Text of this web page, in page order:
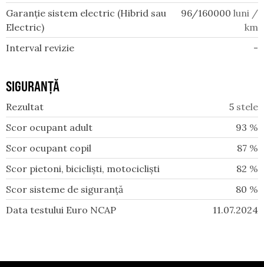
Garanție sistem electric (Hibrid sau
Electric)
96/160000 luni /
km
Interval revizie
-
SIGURANȚĂ
Rezultat 5 stele
Scor ocupant adult
93 %
Scor ocupant copil
87 %
Scor pietoni, bicicliști, motocicliști
82 %
Scor sisteme de siguranță
80 %
Data testului Euro NCAP
11.07.2024